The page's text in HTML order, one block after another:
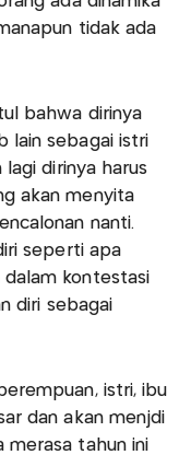
tidak ada
bahwa dirinya
lain sebagai istri
lagi dirinya harus
akan menyita
nanti.
seperti apa
dalam kontestasi
diri sebagai
istri, ibu
dan akan menjdi
merasa tahun ini